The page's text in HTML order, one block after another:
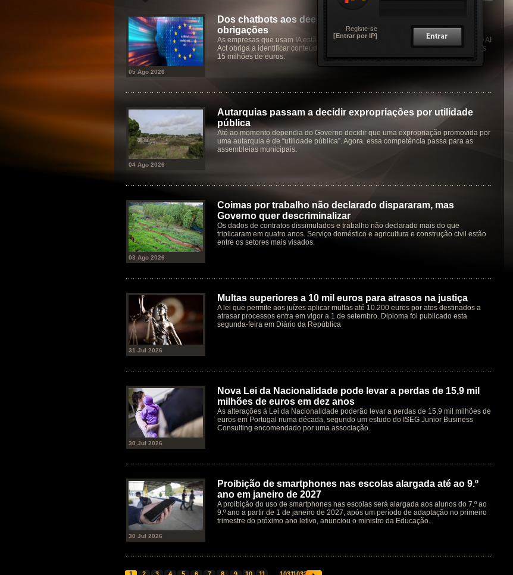
05 Ago 2026
Dos chatbots aos deepfakes: IA europeia tem agora novas
obrigações
As empresas que usam IA estão agora sujeitas a novas regras de transparência. O AI
Act obriga a identificar conteúdos gerados por IA e as coimas podem ultrapassar os
15 milhões de euros.
04 Ago 2026
Autarquias passam a decidir expropriações por utilidade
pública
Até ao momento dependia do Governo decidir que uma expropriação promovida por
uma autarquia é de “utilidade pública”. Agora, essa competência passa para as
assembleias municipais.
03 Ago 2026
Coimas por trabalho não declarado dispararam, mas
Governo quer descriminalizar
Os dados de contratos dissimulados e trabalho não declarado mais do que
triplicaram em quatro anos. Serviço doméstico e agricultura e construção civil estão
entre os setores mais visados.
31 Jul 2026
Multas superiores a 10 mil euros para atrasos na justiça
A lei que permite aos juízes aplicar multas até 10.200 euros por atos destinados a
atrasar processos entra em vigor a 1 de setembro. Diploma foi publicado esta
segunda-feira em Diário da República
30 Jul 2026
Nova Lei da Nacionalidade pode levar a perdas de 15,9 mil
milhões de euros em dez anos
As alterações à Lei da Nacionalidade poderão levar a perdas de 15,9 mil milhões de
euros em Portugal numa década, segundo um estudo do ISEG Junior Business
Consulting encomendado por uma associação.
30 Jul 2026
Proibição de smartphones nas escolas alargada até ao 9.º
ano em janeiro de 2027
A proibição do uso de smartphones nas escolas será alargada aos alunos do 7.º ao
9.º ano a partir de 1 de janeiro de 2027, após um período de adaptação no primeiro
trimestre do próximo ano letivo, anunciou o ministro da Educação.
Registe-se
[Entrar por IP]